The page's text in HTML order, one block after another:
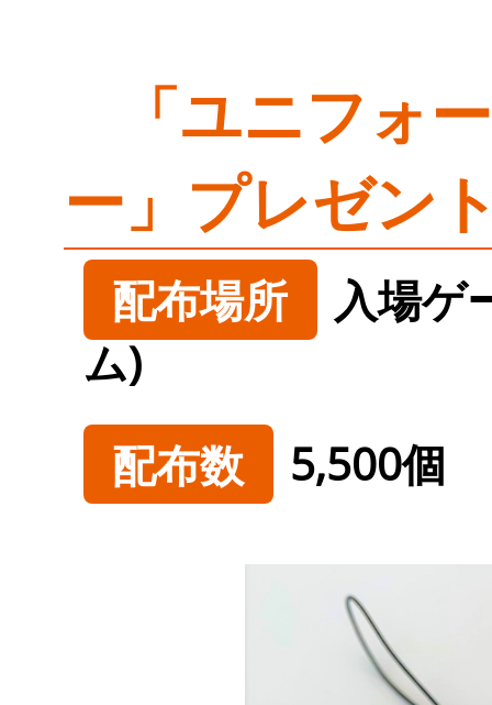
「ユニフォ
ー」プレゼン
配布場所
入場ゲ
ム)
配布数
5,500個